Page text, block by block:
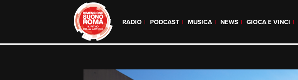
RADIO PODCAST MUSICA NEWS GIOCA E VINCI